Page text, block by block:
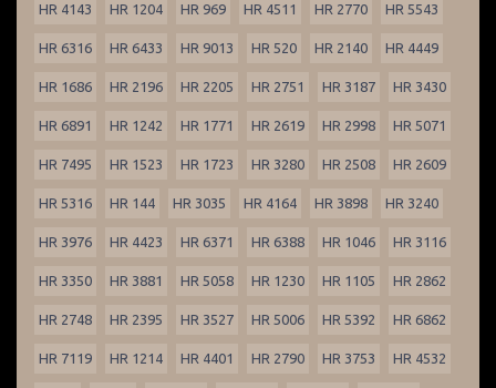
HR 4143 HR 1204 HR 969 HR 4511 HR 2770 HR 5543
HR 6316 HR 6433 HR 9013 HR 520 HR 2140 HR 4449
HR 1686 HR 2196 HR 2205 HR 2751 HR 3187 HR 3430
HR 6891 HR 1242 HR 1771 HR 2619 HR 2998 HR 5071
HR 7495 HR 1523 HR 1723 HR 3280 HR 2508 HR 2609
HR 5316 HR 144 HR 3035 HR 4164 HR 3898 HR 3240
HR 3976 HR 4423 HR 6371 HR 6388 HR 1046 HR 3116
HR 3350 HR 3881 HR 5058 HR 1230 HR 1105 HR 2862
HR 2748 HR 2395 HR 3527 HR 5006 HR 5392 HR 6862
HR 7119 HR 1214 HR 4401 HR 2790 HR 3753 HR 4532